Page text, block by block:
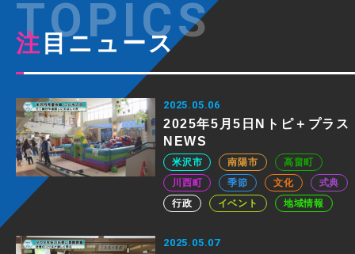
注目ニュース
2025.05.06
2025年5月5日Nトピ＋プラス
NEWS
米沢市 南陽市
高畠町
川西町
季節 文化
式典
行政
イベント 地域情報
2025.05.07